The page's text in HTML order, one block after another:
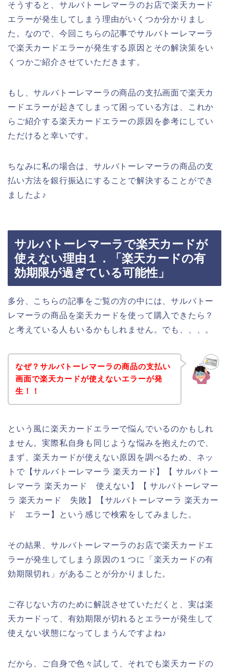
そうすると、サルバトーレマーラのお店で楽天カード
エラーが発生してしまう理由がいくつか分かりまし
た。なので、今回こちらの記事でサルバトーレマーラ
で楽天カードエラーが発生する原因とその解決策をい
くつかご紹介させていただきます。
もし、サルバトーレマーラの商品の支払画面で楽天カ
ードエラーが起きてしまって困っている方は、これか
らご紹介する楽天カードエラーの原因を参考にしてい
ただけると幸いです。
ちなみに私の場合は、サルバトーレマーラの商品の支
払い方法を銀行振込にすることで解決することができ
ましたよ♪
サルバトーレマーラで楽天カードが
使えない理由１．「楽天カードの有
効期限が過ぎている可能性」
多分、こちらの記事をご覧の方の中には、サルバトー
レマーラの商品を楽天カードを使って購入できたら？
と考えている人もいるかもしれません。でも、、、。
なぜ？サルバトーレマーラの商品の支払い
画面で楽天カードが使えないエラーが発
生！！
という風に楽天カードエラーで悩んでいるのかもしれ
ません。実際私自身も同じような悩みを抱えたので、
まず、楽天カードが使えない原因を調べるため、ネッ
トで【サルバトーレマーラ 楽天カード】【 サルバトー
レマーラ 楽天カード 使えない】【 サルバトーレマー
ラ 楽天カード 失敗】【サルバトーレマーラ 楽天カー
ド エラー】という感じで検索をしてみました。
その結果、サルバトーレマーラのお店で楽天カードエ
ラーが発生してしまう原因の１つに「楽天カードの有
効期限切れ」があることが分かりました。
ご存じない方のために解説させていただくと、実は楽
天カードって、有効期限が切れるとエラーが発生して
使えない状態になってしまうんですよね♪
だから、ご自身で色々試して、それでも楽天カードの